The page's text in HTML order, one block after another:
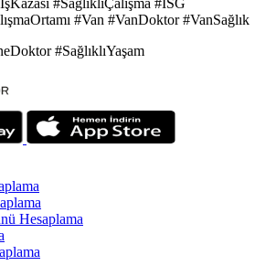
#SağlıklıÇalışma #İSG
#Van #VanDoktor #VanSağlık
#SağlıklıYaşam
Hesaplama